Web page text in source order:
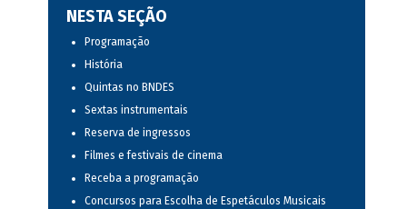
NESTA SEÇÃO
Programação
História
Quintas no BNDES
Sextas instrumentais
Reserva de ingressos
Filmes e festivais de cinema
Receba a programação
Concursos para Escolha de Espetáculos Musicais